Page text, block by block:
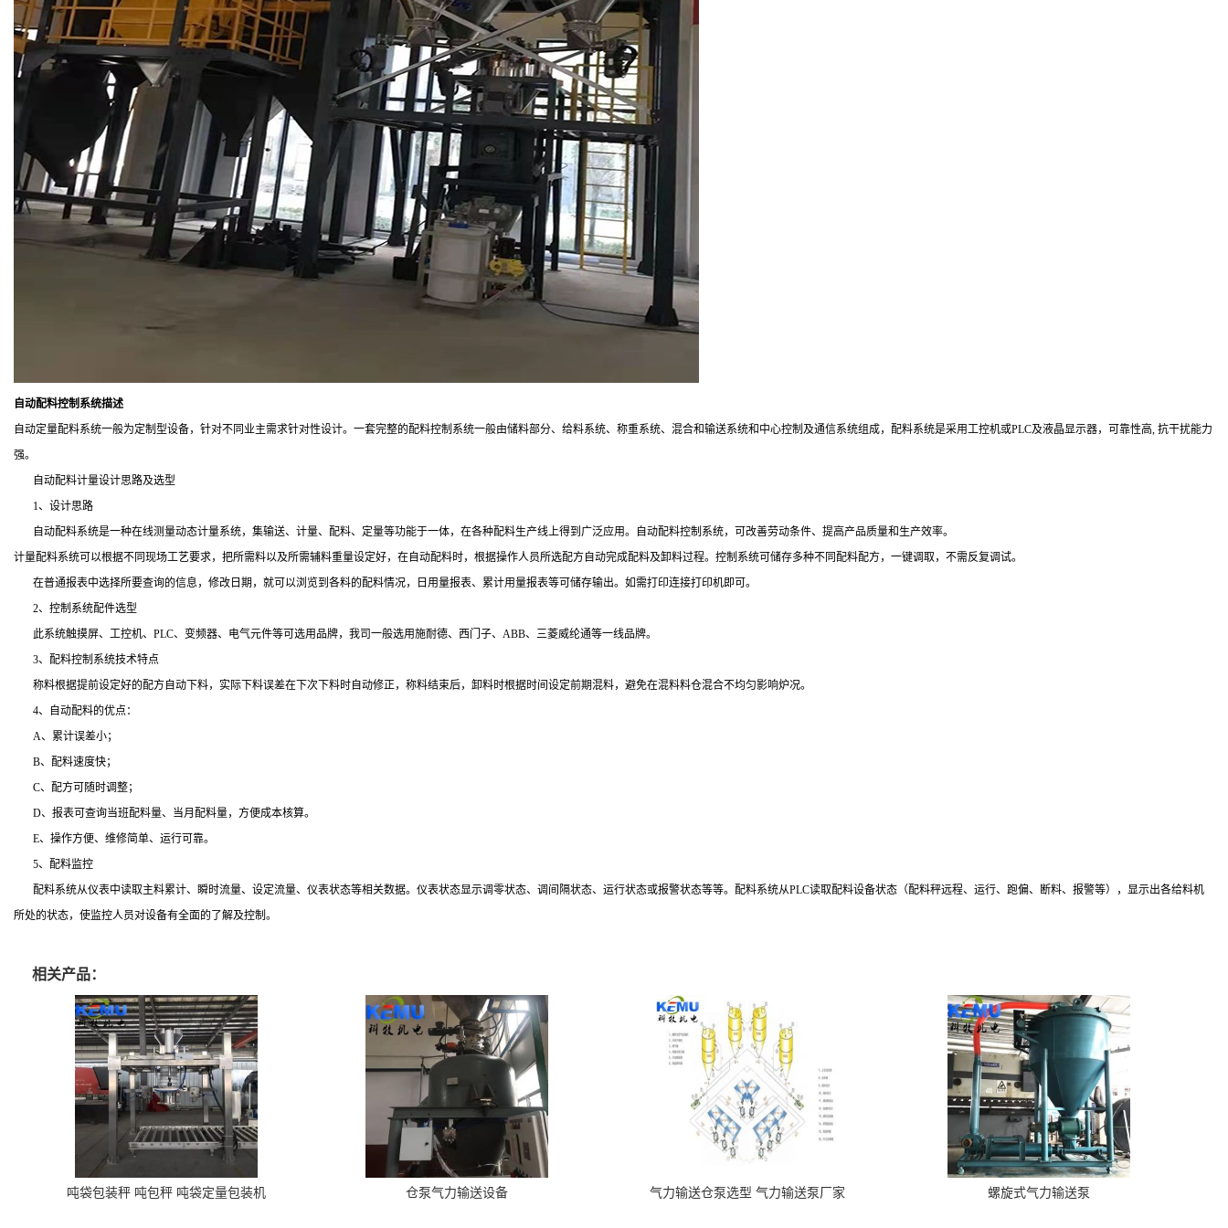
自动配料控制系统描述
自动定量配料系统一般为定制型设备，针对不同业主需求针对性设计。一套完整的配料控制系统一般由储料部分、给料系统、称重系统、混合和输送系统和中心控制及通信系统组成，配料系统是采用工控机或PLC及液晶显示器，可靠性高, 抗干扰能力
强。
自动配料计量设计思路及选型
1、设计思路
自动配料系统是一种在线测量动态计量系统，集输送、计量、配料、定量等功能于一体，在各种配料生产线上得到广泛应用。自动配料控制系统，可改善劳动条件、提高产品质量和生产效率。
计量配料系统可以根据不同现场工艺要求，把所需料以及所需辅料重量设定好，在自动配料时，根据操作人员所选配方自动完成配料及卸料过程。控制系统可储存多种不同配料配方，一键调取，不需反复调试。
在普通报表中选择所要查询的信息，修改日期，就可以浏览到各料的配料情况，日用量报表、累计用量报表等可储存输出。如需打印连接打印机即可。
2、控制系统配件选型
此系统触摸屏、工控机、 PLC、变频器、电气元件等可选用品牌，我司一般选用施耐德、西门子、 ABB、三菱威纶通等一线品牌。
3、配料控制系统技术特点
称料根据提前设定好的配方自动下料，实际下料误差在下次下料时自动修正，称料结束后，卸料时根据时间设定前期混料，避免在混料料仓混合不均匀影响炉况。
4、自动配料的优点：
A、累计误差小；
B、配料速度快；
C、配方可随时调整；
D、报表可查询当班配料量、当月配料量，方便成本核算。
E、操作方便、维修简单、运行可靠。
5、配料监控
配料系统从仪表中读取主料累计、瞬时流量、设定流量、仪表状态等相关数据。仪表状态显示调零状态、调间隔状态、运行状态或报警状态等等。配料系统从PLC读取配料设备状态（配料秤远程、运行、跑偏、断料、报警等），显示出各给料机
所处的状态，使监控人员对设备有全面的了解及控制。
相关产品：
吨袋包装秤 吨包秤 吨袋定量包装机 仓泵气力输送设备 气力输送仓泵选型 气力输送泵厂家 螺旋式气力输送泵